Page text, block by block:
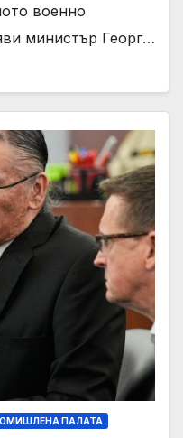
военно
министър Георг…
ПАЛАТА